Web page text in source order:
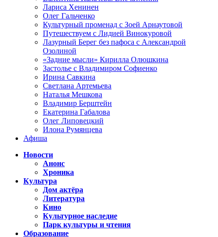
Лариса Хенинен
Олег Гальченко
Культурный променад с Зоей Арнаутовой
Путешествуем с Лидией Винокуровой
Лазурный Берег без пафоса с Александрой
Озолиной
«Задние мысли» Кирилла Олюшкина
Застолье с Владимиром Софиенко
Ирина Савкина
Светлана Артемьева
Наталья Мешкова
Владимир Берштейн
Екатерина Габалова
Олег Липовецкий
Илона Румянцева
Афиша
Новости
Анонс
Хроника
Культура
Дом актёра
Литература
Кино
Культурное наследие
Парк культуры и чтения
Образование